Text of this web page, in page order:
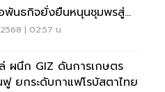
พันธกิจยั่งยืนหนุนชุมพรสู่
รโรบัสต้า'
| 02:57 น.
ล่ ผนึก GIZ ดันการเกษตร
ฟู ยกระดับกาแฟโรบัสตาไทย